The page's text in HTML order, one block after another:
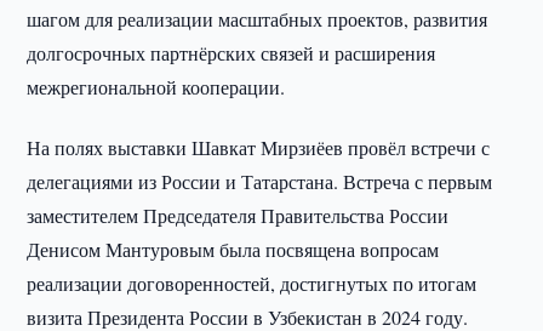
шагом для реализации масштабных проектов, развития
долгосрочных партнёрских связей и расширения
межрегиональной кооперации.
На полях выставки Шавкат Мирзиёев провёл встречи с
делегациями из России и Татарстана. Встреча с первым
заместителем Председателя Правительства России
Денисом Мантуровым была посвящена вопросам
реализации договоренностей, достигнутых по итогам
визита Президента России в Узбекистан в 2024 году.